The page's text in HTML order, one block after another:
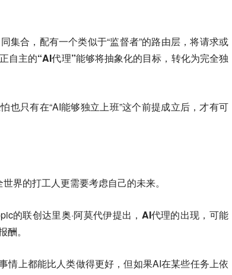
集合，配有一个类似于“监督者”的路由层，将请求或
自主的“AI代理”能够将抽象化的目标，转化为完全独
也只有在“AI能够独立上班”这个前提成立后，才有可
界的打工人更需要考虑自己的未来。
的联创达里奥·阿莫代伊提出， AI代理的出现，可能
。
情上都能比人类做得更好，但如果AI在某些任务上依